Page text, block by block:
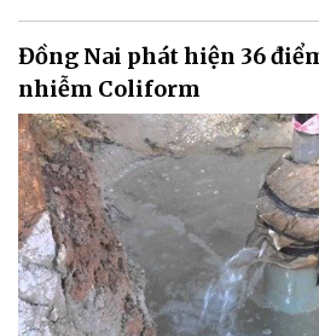
Đồng Nai phát hiện 36
nhiễm Coliform